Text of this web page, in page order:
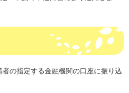
の指定する金融機関の口座に振り込